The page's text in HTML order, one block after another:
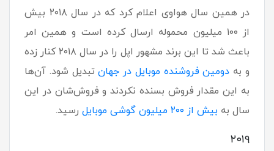
در همین سال هواوی اعلام کرد که در سال ۲۰۱۸ بیش
از ۱۰۰ میلیون محموله ارسال کرده است و همین امر
باعث شد تا این برند مشهور اپل را در سال ۲۰۱۸ کنار زده
و به دومین فروشنده موبایل در جهانتبدیل شود. آن‌ها
به این مقدار فروش بسنده نکردند و فروش‌شان در این
سال به بیش از ۲۰۰ میلیون گوشی موبایل رسید.
۲۰۱۹